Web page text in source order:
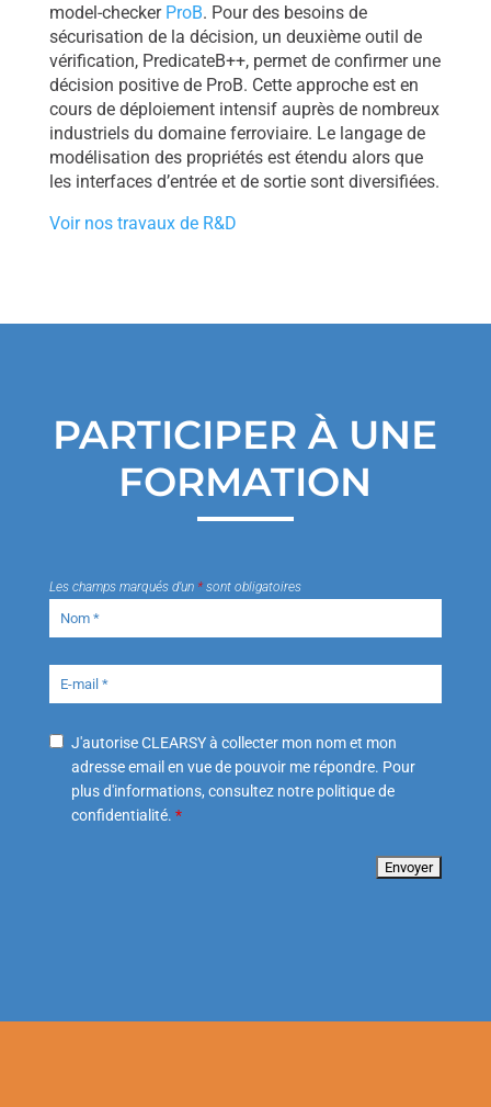
model-checker ProB. Pour des besoins de
sécurisation de la décision, un deuxième outil de
vérification, PredicateB++, permet de confirmer une
décision positive de ProB. Cette approche est en
cours de déploiement intensif auprès de nombreux
industriels du domaine ferroviaire. Le langage de
modélisation des propriétés est étendu alors que
les interfaces d’entrée et de sortie sont diversifiées.
Voir nos travaux de R&D
PARTICIPER À UNE
FORMATION
Les champs marqués d’un *sont obligatoires
J'autorise CLEARSY à collecter mon nom et mon
adresse email en vue de pouvoir me répondre. Pour
plus d'informations, consultez notre politique de
confidentialité. *